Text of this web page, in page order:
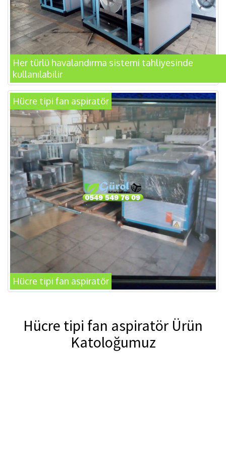
Her türlü havalandırma sistemi tahliyesinde
kullanılabilir
Hücre tipi fan aspiratör
Hücre tipi fan aspiratör
Hücre tipi fan aspiratör Ürün
Katoloğumuz